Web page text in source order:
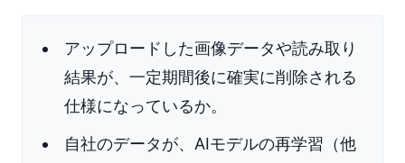
アップロードした画像データや読み取り
結果が、一定期間後に確実に削除される
仕様になっているか。
自社のデータが、AIモデルの再学習（他